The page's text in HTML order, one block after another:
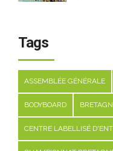
Tags
ASSEMBLÉE GÉNÉRALE
BODYBOARD
CENTRE LABELLISÉ